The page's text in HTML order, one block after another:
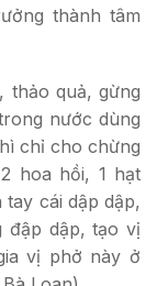
thành tâm
thảo quả, gừng
nước dùng
chỉ cho chừng
hoa hồi, 1 hạt
cái dập dập,
đập dập, tạo vị
vị phở này ở